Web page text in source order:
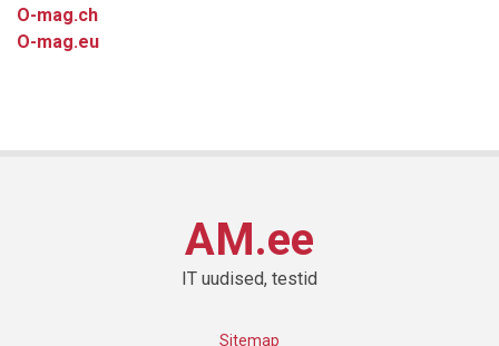
O-mag.ch
O-mag.eu
AM.ee
IT uudised, testid
Sitemap